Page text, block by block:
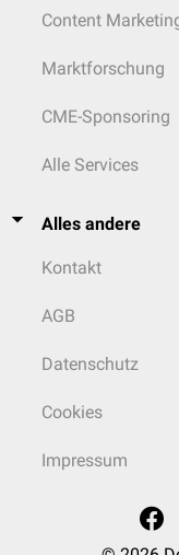
Content
Marktforschung
CME-Sponsoring
Alle Services
Alles andere
Kontakt
AGB
Datenschutz
Cookies
Impressum